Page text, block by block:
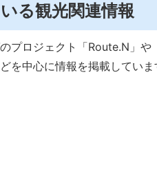
る観光関連情報
プロジェクト「Route.N」や
を中心に情報を掲載していま